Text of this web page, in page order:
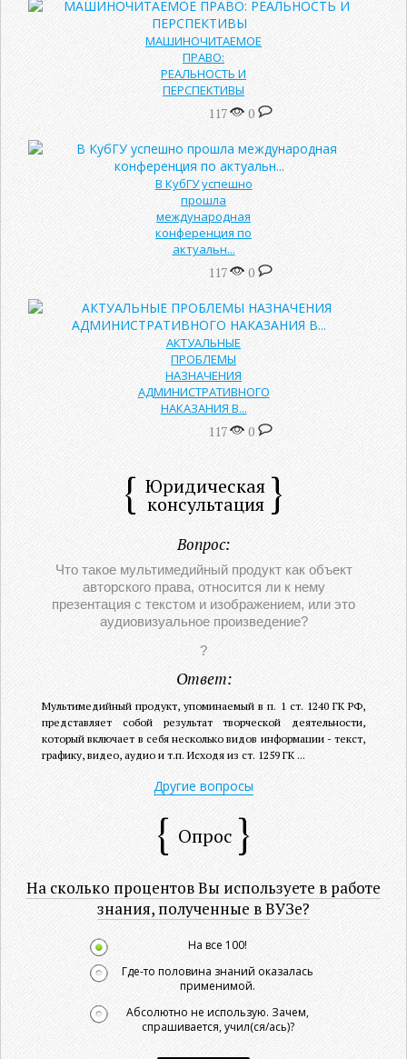
МАШИНОЧИТАЕМОЕ
ПРАВО:
РЕАЛЬНОСТЬ И
ПЕРСПЕКТИВЫ
117 0
В КубГУ успешно
прошла
международная
конференция по
актуальн...
117 0
АКТУАЛЬНЫЕ
ПРОБЛЕМЫ
НАЗНАЧЕНИЯ
АДМИНИСТРАТИВНОГО
НАКАЗАНИЯ В...
117 0
Юридическая
консультация
Вопрос:
Что такое мультимедийный продукт как объект
авторского права, относится ли к нему
презентация с текстом и изображением, или это
аудиовизуальное произведение?
?
Ответ:
Мультимедийный продукт, упоминаемый в п. 1 ст. 1240 ГК РФ,
представляет собой результат творческой деятельности,
который включает в себя несколько видов информации - текст,
графику, видео, аудио и т.п. Исходя из ст. 1259 ГК ...
Другие вопросы
Опрос
На сколько процентов Вы используете в работе
знания, полученные в ВУЗе?
На все 100!
Где-то половина знаний оказалась
применимой.
Абсолютно не использую. Зачем,
спрашивается, учил(ся/ась)?